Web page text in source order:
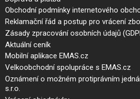
Obchodní podmínky internetového
Reklamační řád a postup pro vrácení
Zásady zpracování osobních údajů
Aktuální ceník
Mobilní aplikace EMAS.cz
Velkoobchodní spolupráce s EMAS.cz
Oznámení o možném protiprávním
s.r.o.